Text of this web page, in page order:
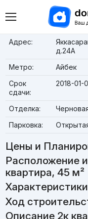
Адрес:
д.24A
Метро:
Айбек
Срок
сдачи:
2018-01-
Отделка:
Парковка:
Цены и
Расположение
квартира, 45 м²
Ход
Описание 2к